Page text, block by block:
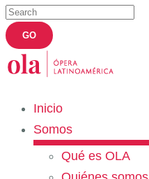
Inicio
Somos
Qué es OLA